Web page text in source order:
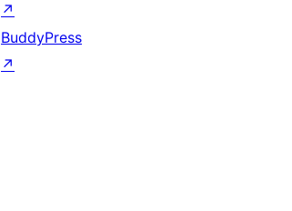
↗
BuddyPress
↗